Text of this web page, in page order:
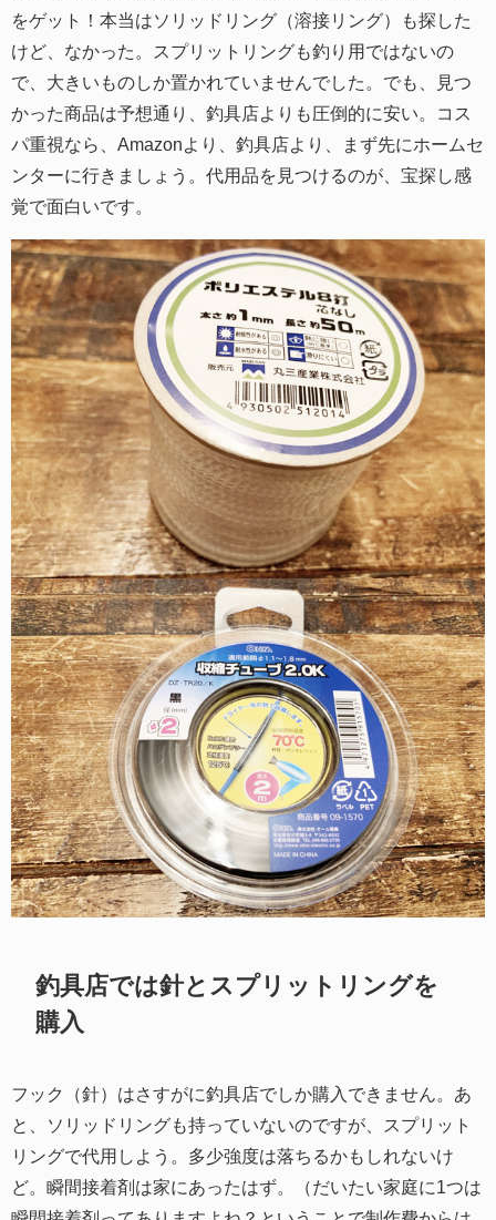
をゲット！本当はソリッドリング（溶接リング）も探した
けど、なかった。スプリットリングも釣り用ではないの
で、大きいものしか置かれていませんでした。でも、見つ
かった商品は予想通り、釣具店よりも圧倒的に安い。コス
パ重視なら、Amazonより、釣具店より、まず先にホームセ
ンターに行きましょう。代用品を見つけるのが、宝探し感
覚で面白いです。
釣具店では針とスプリットリングを
購入
フック（針）はさすがに釣具店でしか購入できません。あ
と、ソリッドリングも持っていないのですが、スプリット
リングで代用しよう。多少強度は落ちるかもしれないけ
ど。瞬間接着剤は家にあったはず。（だいたい家庭に1つは